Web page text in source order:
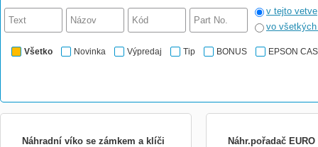
v tejto vetve
vo
Všetko Novinka Výpredaj Tip BONUS EPSON
Náhradní víko se zámkem a klíči
Náhr.pořadač